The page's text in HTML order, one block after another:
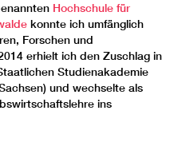
Hochschule für
konnte ich umfänglich
Forschen und
erhielt ich den Zuschlag in
Studienakademie
und wechselte als
ins